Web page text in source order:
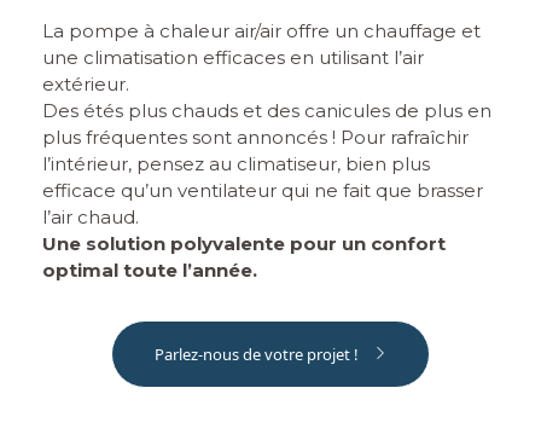
La pompe à chaleur air/air offre un chauffage et
une climatisation efficaces en utilisant l’air
extérieur.
Des étés plus chauds et des canicules de plus en
plus fréquentes sont annoncés ! Pour rafraîchir
l’intérieur, pensez au climatiseur, bien plus
efficace qu’un ventilateur qui ne fait que brasser
l’air chaud.
Une solution polyvalente pour un confort
optimal toute l’année.
Parlez-nous de votre projet !